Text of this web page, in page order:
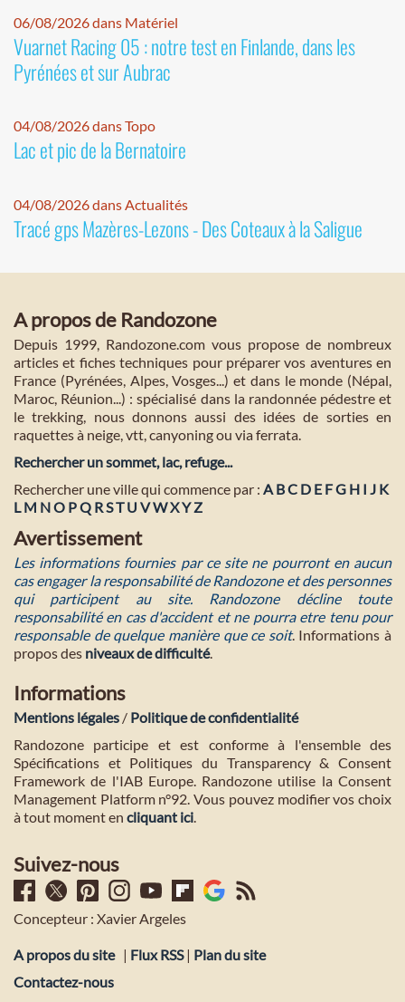
06/08/2026 dans Matériel
Vuarnet Racing 05 : notre test en Finlande, dans les
Pyrénées et sur Aubrac
04/08/2026 dans Topo
Lac et pic de la Bernatoire
04/08/2026 dans Actualités
Tracé gps Mazères-Lezons - Des Coteaux à la Saligue
A propos de Randozone
Depuis 1999, Randozone.com vous propose de nombreux
articles et fiches techniques pour préparer vos aventures en
France (Pyrénées, Alpes, Vosges...) et dans le monde (Népal,
Maroc, Réunion...) : spécialisé dans la randonnée pédestre et
le trekking, nous donnons aussi des idées de sorties en
raquettes à neige, vtt, canyoning ou via ferrata.
Rechercher un sommet, lac, refuge...
Rechercher une ville qui commence par : A BC D E FG H I J K
L M NO PQ RST U VWXYZ
Avertissement
Les informations fournies par ce site ne pourront en aucun
cas engager la responsabilité de Randozone et des personnes
qui participent au site. Randozone décline toute
responsabilité en cas d'accident et ne pourra etre tenu pour
responsable de quelque manière que ce soit. Informations à
propos des niveaux de difficulté.
Informations
Mentions légales / Politique de confidentialité
Randozone participe et est conforme à l'ensemble des
Spécifications et Politiques du Transparency & Consent
Framework de l'IAB Europe. Randozone utilise la Consent
Management Platform n°92. Vous pouvez modifier vos choix
à tout moment en cliquant ici.
Suivez-nous
Concepteur : Xavier Argeles
A propos du site | Flux RSS| Plan du site
Contactez-nous